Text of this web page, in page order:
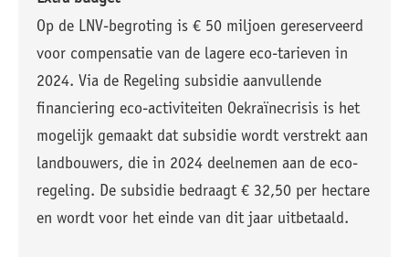
Op de LNV-begroting is € 50 miljoen gereserveerd
voor compensatie van de lagere eco-tarieven in
2024. Via de Regeling subsidie aanvullende
financiering eco-activiteiten Oekraïnecrisis is het
mogelijk gemaakt dat subsidie wordt verstrekt aan
landbouwers, die in 2024 deelnemen aan de eco-
regeling. De subsidie bedraagt € 32,50 per hectare
en wordt voor het einde van dit jaar uitbetaald.